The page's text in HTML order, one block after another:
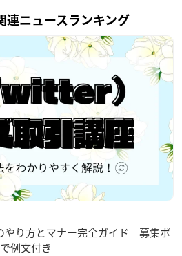
連ニュースランキング
やり方とマナー完全ガイド 募集ポ
例文付き